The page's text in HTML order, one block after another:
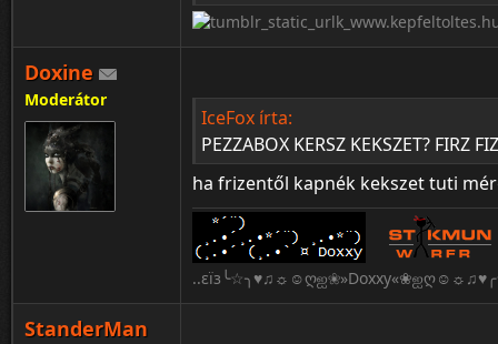
:Q
Doxine
Moderátor
IceFox írta:
PEZZABOX KERSZ KEKSZET? FIRZ
ha frizentől kapnék kekszet tuti
StanderMan